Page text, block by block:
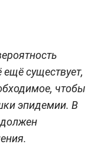
существует,
чтобы
эпидемии. В